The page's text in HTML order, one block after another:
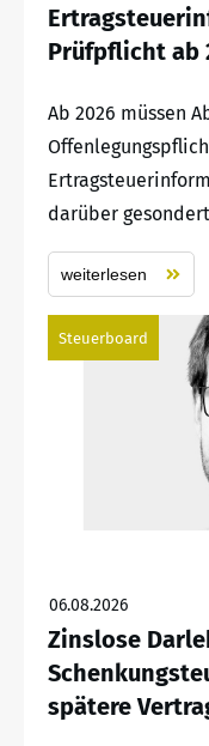
Prüfpflicht ab
Ab 2026 müssen
darüber
weiterlesen
Steuerboard
06.08.2026
Zinslose
spätere